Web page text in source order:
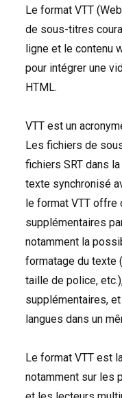
Le format VTT
de sous-titres
ligne et le contenu
pour intégrer une
HTML.
VTTest un
Les fichiers de
fichiers SRTdans la
texte synchronisé
le format VTToffre
supplémentaires
notamment la
formatage du texte
taille de police,
supplémentaires,
langues dans un
Le format VTTest
notamment sur les